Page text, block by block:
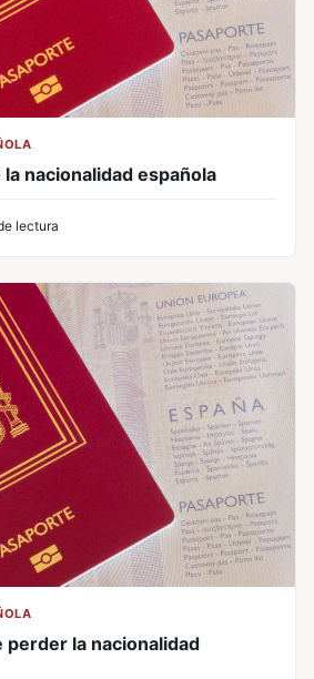
nacionalidad española
lectura
perder la nacionalidad